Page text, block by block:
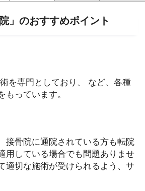
」のおすすめポイント
を専門としており、 など、各種
もっています。
接骨院に通院されている方も転院
用している場合でも問題ありませ
適切な施術が受けられるよう、サ